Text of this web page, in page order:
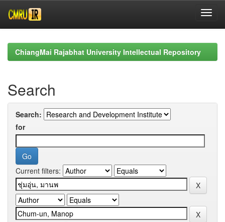
navigationChiangMai Rajabhat University Intellectual Repository
Search
Search:
for
Current filters: